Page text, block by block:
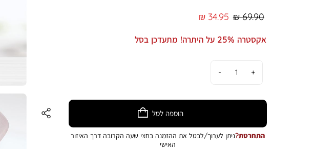
ונוחה לשימוש, שמצליחה לשדרג גם את הרגעים הכי פשוטים בבישול.
התמונה להמחשה בלבד. הצבע במציאות עשוי להיות שונה מהמוצג
מחיר
34.95 ₪
מחיר
69.90 ₪
אקסטרה 25% על היתרה! מתעדכן בסל
הוספה לסל
התחרטת?ניתן לערוך/לבטל את ההזמנה בחצי שעה הקרובה דרך האיזור
האישי